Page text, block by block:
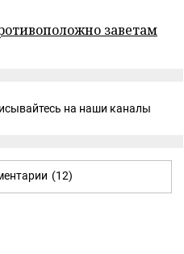
заветам
на наши каналы
(12)